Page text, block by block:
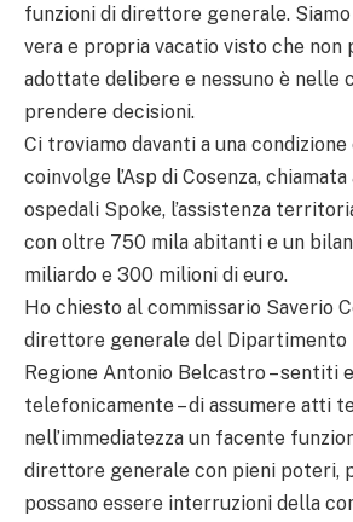
funzioni di direttore generale.
vera e propria vacatio visto che non
adottate delibere e nessuno è nelle
prendere decisioni.
Ci troviamo davanti a una
coinvolge l’Asp di Cosenza,
ospedali Spoke, l’assistenza
con oltre 750 mila abitanti e un
miliardo e 300 milioni di euro.
Ho chiesto al commissario Saverio
direttore generale del Dipartimento
Regione Antonio Belcastro – sentiti
telefonicamente – di assumere atti
nell’immediatezza un facente
direttore generale con pieni poteri,
possano essere interruzioni della